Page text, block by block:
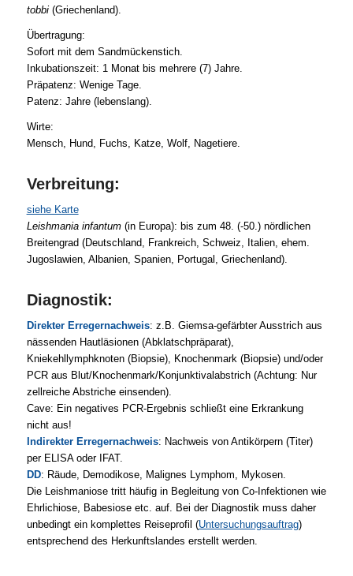
tobbi(Griechenland).
Übertragung:
Sofort mit dem Sandmückenstich.
Inkubationszeit: 1 Monat bis mehrere (7) Jahre.
Präpatenz: Wenige Tage.
Patenz: Jahre (lebenslang).
Wirte:
Mensch, Hund, Fuchs, Katze, Wolf, Nagetiere.
Verbreitung:
siehe Karte
Leishmania infantum(in Europa): bis zum 48. (-50.) nördlichen
Breitengrad (Deutschland, Frankreich, Schweiz, Italien, ehem.
Jugoslawien, Albanien, Spanien, Portugal, Griechenland).
Diagnostik:
Direkter Erregernachweis: z.B. Giemsa-gefärbter Ausstrich aus
nässenden Hautläsionen (Abklatschpräparat),
Kniekehllymphknoten (Biopsie), Knochenmark (Biopsie) und/oder
PCR aus Blut/Knochenmark/Konjunktivalabstrich (Achtung: Nur
zellreiche Abstriche einsenden).
Cave: Ein negatives PCR-Ergebnis schließt eine Erkrankung
nicht aus!
Indirekter Erregernachweis: Nachweis von Antikörpern (Titer)
per ELISA oder IFAT.
DD: Räude, Demodikose, Malignes Lymphom, Mykosen.
Die Leishmaniose tritt häufig in Begleitung von Co-Infektionen wie
Ehrlichiose, Babesiose etc. auf. Bei der Diagnostik muss daher
unbedingt ein komplettes Reiseprofil (Untersuchungsauftrag)
entsprechend des Herkunftslandes erstellt werden.